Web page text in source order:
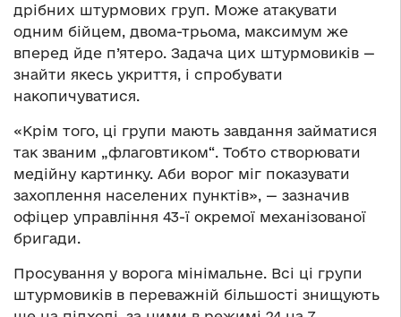
дрібних штурмових груп. Може атакувати
одним бійцем, двома-трьома, максимум же
вперед йде п’ятеро. Задача цих штурмовиків —
знайти якесь укриття, і спробувати
накопичуватися.
«Крім того, ці групи мають завдання займатися
так званим „флаговтиком“. Тобто створювати
медійну картинку. Аби ворог міг показувати
захоплення населених пунктів», — зазначив
офіцер управління 43-ї окремої механізованої
бригади.
Просування у ворога мінімальне. Всі ці групи
штурмовиків в переважній більшості знищують